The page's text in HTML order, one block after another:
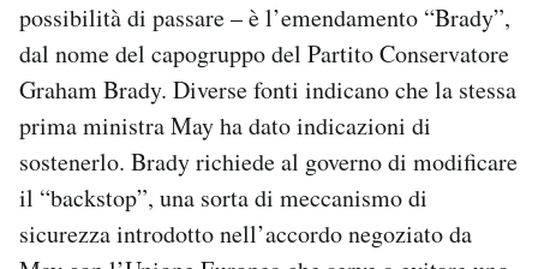
possibilità di passare – è l’emendamento “Brady”,
dal nome del capogruppo del Partito Conservatore
Graham Brady. Diverse fonti indicano che la stessa
prima ministra May ha dato indicazioni di
sostenerlo. Brady richiede al governo di modificare
il “backstop”, una sorta di meccanismo di
sicurezza introdotto nell’accordo negoziato da